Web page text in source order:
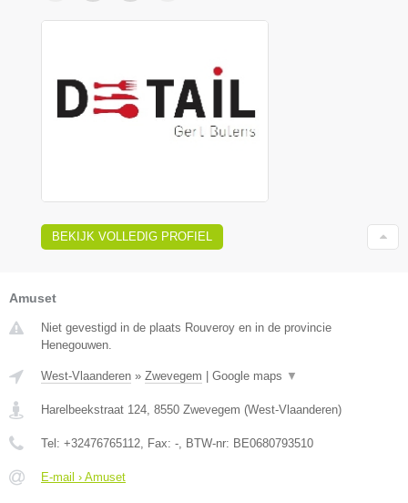
BEKIJK VOLLEDIG PROFIEL
Amuset
Niet gevestigd in de plaats Rouveroy en in de provincie
Henegouwen.
West-Vlaanderen » Zwevegem Google maps ▼
Harelbeekstraat 124, 8550 Zwevegem (West-Vlaanderen)
Tel: +32476765112, Fax: -, BTW-nr: BE0680793510
E-mail › Amuset